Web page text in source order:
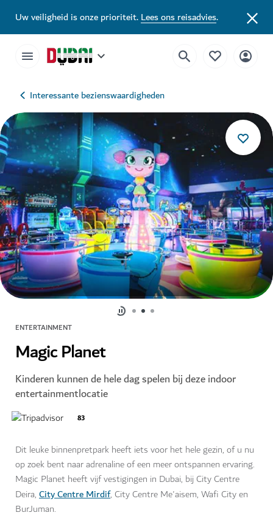
Uw veiligheid is onze prioriteit.Lees ons reisadvies.
Interessante bezienswaardigheden
ENTERTAINMENT
Magic Planet
Kinderen kunnen de hele dag spelen bij deze indoor
entertainmentlocatie
83
Dit leuke binnenpretpark heeft iets voor het hele gezin, of u nu
op zoek bent naar adrenaline of een meer ontspannen ervaring.
Magic Planet heeft vijf vestigingen in Dubai, bij City Centre
Deira, City Centre Mirdif, City Centre Me'aisem, Wafi City en
BurJuman.